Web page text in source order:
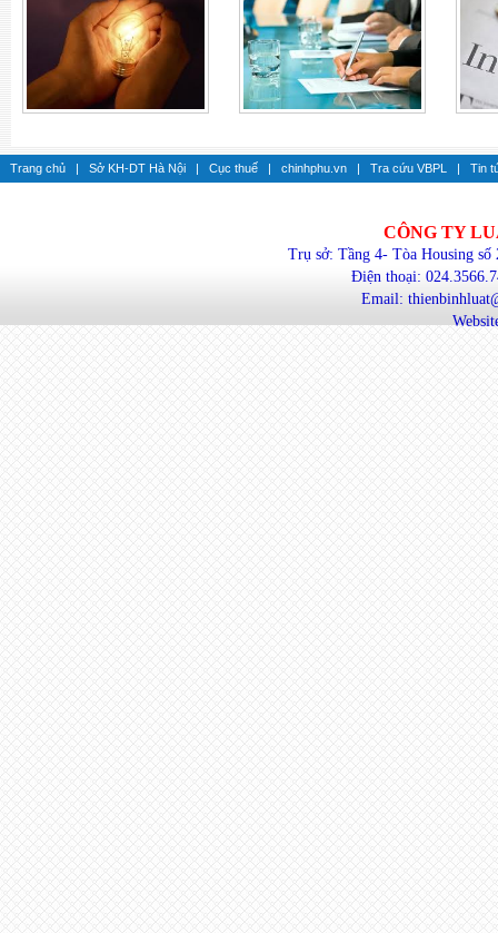
Trang chủ | Sở KH-DT Hà Nội | Cục thuế | chinhphu.vn | Tra cứu VBPL | Tin
CÔNG TY
Trụ sở: Tầng 4- Tòa Housing
Điện thoại:
Email: